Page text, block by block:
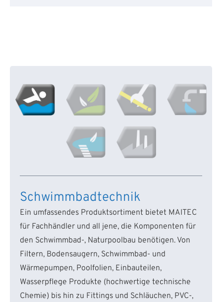
Schwimmbadtechnik
Ein umfassendes Produktsortiment bietet MAITEC
für Fachhändler und all jene, die Komponenten für
den Schwimmbad-, Naturpoolbau benötigen. Von
Filtern, Bodensaugern, Schwimmbad- und
Wärmepumpen, Poolfolien, Einbauteilen,
Wasserpflege Produkte (hochwertige technische
Chemie) bis hin zu Fittings und Schläuchen, PVC-,